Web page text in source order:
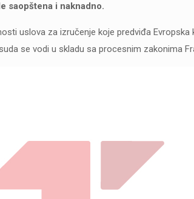
saopštena i naknadno.
uslova za izručenje koje predviđa
se vodi u skladu sa procesnim zakonima